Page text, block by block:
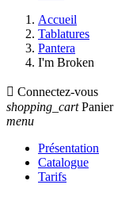
Accueil
Tablatures
Pantera
I'm Broken
 Connectez-vous
shopping_cart Panier
menu
Présentation
Catalogue
Tarifs